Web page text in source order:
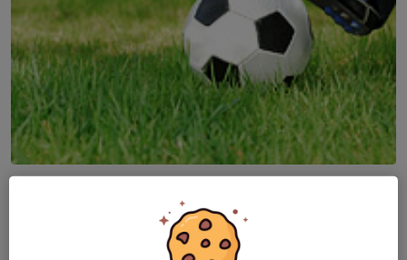
att kunna börja administrera hemsidan loggar du in högst upp till